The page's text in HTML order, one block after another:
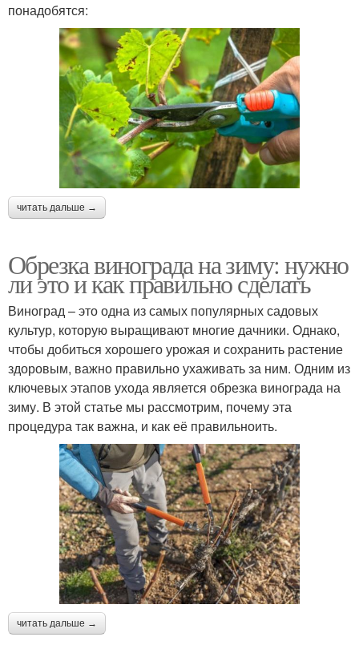
понадобятся:
читать дальше →
Обрезка винограда на зиму: нужно
ли это и как правильно сделать
Виноград – это одна из самых популярных садовых
культур, которую выращивают многие дачники. Однако,
чтобы добиться хорошего урожая и сохранить растение
здоровым, важно правильно ухаживать за ним. Одним из
ключевых этапов ухода является обрезка винограда на
зиму. В этой статье мы рассмотрим, почему эта
процедура так важна, и как её правильноить.
читать дальше →